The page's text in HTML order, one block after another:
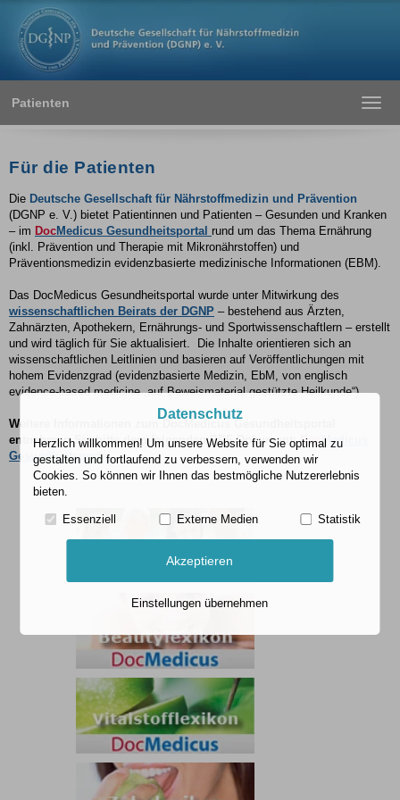
Patienten
Für die Patienten
Die Deutsche Gesellschaft für Nährstoffmedizin und Prävention
(DGNP e. V.) bietet Patientinnen und Patienten – Gesunden und Kranken
– im DocMedicus Gesundheitsportal rund um das Thema Ernährung
(inkl. Prävention und Therapie mit Mikronährstoffen) und
Präventionsmedizin evidenzbasierte medizinische Informationen (EBM).
Das DocMedicus Gesundheitsportal wurde unter Mitwirkung des
wissenschaftlichen Beirats der DGNP – bestehend aus Ärzten,
Zahnärzten, Apothekern, Ernährungs- und Sportwissenschaftlern – erstellt
und wird täglich für Sie aktualisiert. Die Inhalte orientieren sich an
wissenschaftlichen Leitlinien und basieren auf Veröffentlichungen mit
hohem Evidenzgrad (evidenzbasierte Medizin, EbM, von englisch
evidence-based medicine „auf Beweismaterial gestützte Heilkunde“).
Weitere Informationen zum DocMedicus Gesundheitsportal
entnehmen Sie bitte dem folgenden PDF-Dokument:DocMedicus
Gesundheitsportal
Datenschutz
Herzlich willkommen! Um unsere Website für Sie optimal zu
gestalten und fortlaufend zu verbessern, verwenden wir
Cookies. So können wir Ihnen das bestmögliche Nutzererlebnis
bieten.
Essenziell Externe Medien Statistik
Akzeptieren
Einstellungen übernehmen